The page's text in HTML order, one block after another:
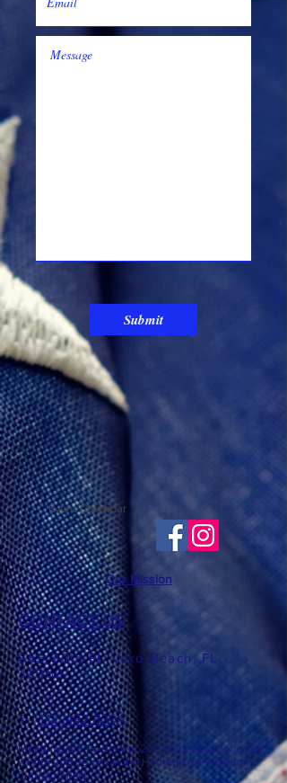
Submit
Event Calendar
Our Mission
CONTACT US
865 20th Pl, Vero Beach, FL,
32960
T: ​​(772) 492-8394
Meetings are held every 2nd Wednesday of each
month at 6:30 pm at the Heritage Center (until
further notice).